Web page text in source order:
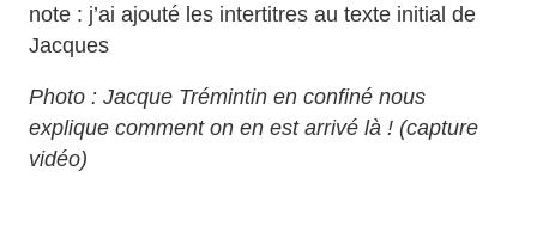
note : j’ai ajouté les intertitres au texte initial de
Jacques
Photo : Jacque Trémintin en confiné nous
explique comment on en est arrivé là ! (capture
vidéo)